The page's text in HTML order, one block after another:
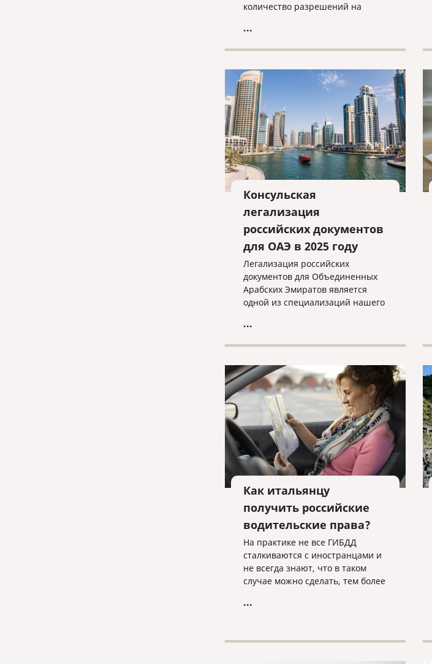
количество разрешений на
может быть оформлено
разрешения.
...
Консульская
легализация
российских документов
для ОАЭ в 2025 году
Легализация российских
документов для Объединенных
Арабских Эмиратов является
одной из специализаций нашего
документы, вы точно не
...
Как итальянцу
получить российские
водительские права?
На практике не все ГИБДД
сталкиваются с иностранцами и
не всегда знают, что в таком
случае можно сделать, тем более
российского водительского
...